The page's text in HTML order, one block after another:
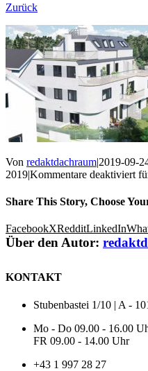
Zurück
Von redaktdachraum|2019-09-
2019|Kommentare deaktiviert
Share This Story, Choose
FacebookXRedditLinkedIn
Über den Autor:
KONTAKT
Stubenbastei 1/10 | A -
Mo - Do 09.00 - 16.00
FR 09.00 - 14.00 Uhr
+43 1 997 28 27